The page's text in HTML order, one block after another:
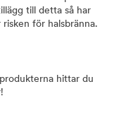
till detta så har
för halsbränna.
hittar du